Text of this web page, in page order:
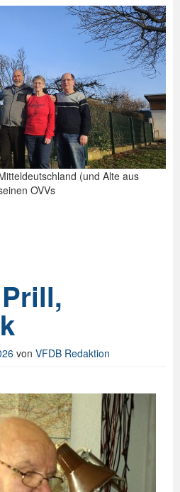
(und Alte aus
OVVs
von VFDB Redaktion